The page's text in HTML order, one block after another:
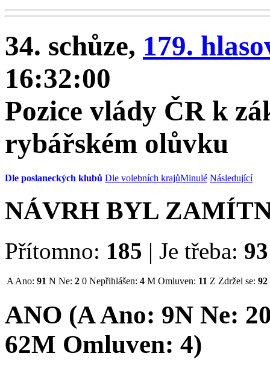
34. schůze, 179.
16:32:00
Pozice vlády ČR k
rybářském olůvku
Dle poslaneckých klubů Dle volebních krajůMinulé Následující
NÁVRH BYL
Přítomno: 185 | Je třeba: 93
A Ano: 91 N Ne: 2 0 Nepřihlášen: 4 M Omluven: 11 Z Zdržel se: 92
ANO (AAno: 9N Ne: 2
62M Omluven: 4)